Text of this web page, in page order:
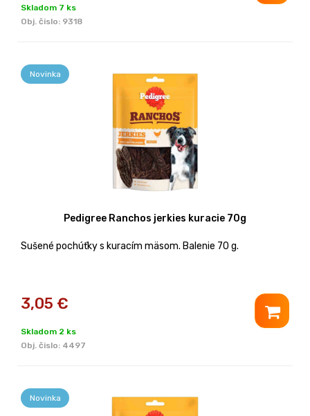
Skladom 7 ks
Obj. čislo: 9318
Novinka
Pedigree Ranchos jerkies kuracie 70g
Sušené pochúťky s kuracím mäsom. Balenie 70 g.
3,05 €
Skladom 2 ks
Obj. čislo: 4497
Novinka